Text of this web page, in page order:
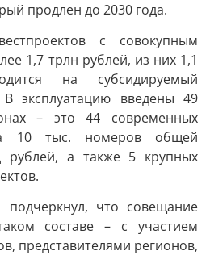
продлен до 2030 года.
с совокупным
1,7 трлн рублей, из них 1,1
на субсидируемый
эксплуатацию введены 49
– это 44 современных
10 тыс. номеров общей
рублей, а также 5 крупных
что совещание
составе – с участием
представителями регионов,